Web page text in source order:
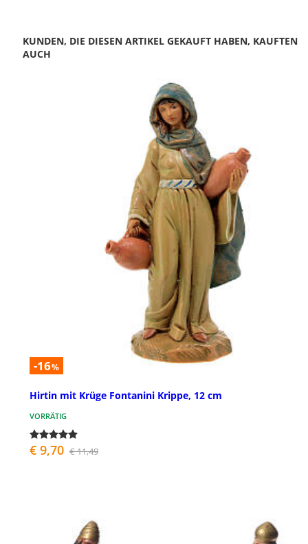
KUNDEN, DIE DIESEN ARTIKEL GEKAUFT HABEN, KAUFTEN
AUCH
-16%
Hirtin mit Krüge Fontanini Krippe, 12 cm
VORRÄTIG
€ 9,70 € 11,49